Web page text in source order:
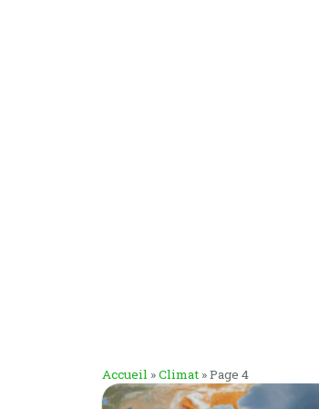
Accueil »Climat »Page 4